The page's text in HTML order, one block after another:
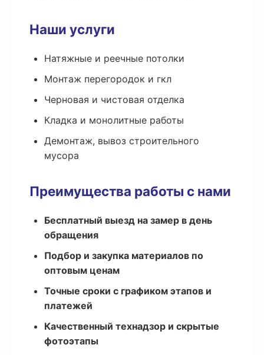
Наши услуги
Натяжные и реечные потолки
Монтаж перегородок и гкл
Черновая и чистовая отделка
Кладка и монолитные работы
Демонтаж, вывоз строительного
мусора
Преимущества работы с нами
Бесплатный выезд на замер в день
обращения
Подбор и закупка материалов по
оптовым ценам
Точные сроки с графиком этапов и
платежей
Качественный технадзор и скрытые
фотоэтапы